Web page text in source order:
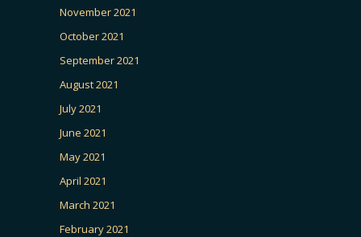
November 2021
October 2021
September 2021
August 2021
July 2021
June 2021
May 2021
April 2021
March 2021
February 2021